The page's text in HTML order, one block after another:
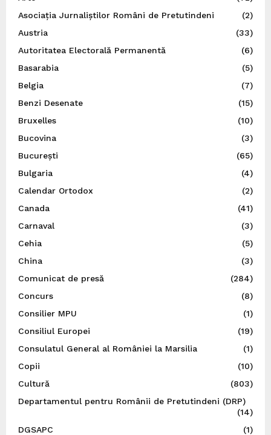
Asociația Jurnaliștilor Români de Pretutindeni
(2)
Austria
(33)
Autoritatea Electorală Permanentă
(6)
Basarabia
(5)
Belgia
(7)
Benzi Desenate
(15)
Bruxelles
(10)
Bucovina
(3)
București
(65)
Bulgaria
(4)
Calendar Ortodox
(2)
Canada
(41)
Carnaval
(3)
Cehia
(5)
China
(3)
Comunicat de presă
(284)
Concurs
(8)
Consilier MPU
(1)
Consiliul Europei
(19)
Consulatul General al României la Marsilia
(1)
Copii
(10)
Cultură
(803)
Departamentul pentru Românii de Pretutindeni (DRP)
(14)
DGSAPC
(1)